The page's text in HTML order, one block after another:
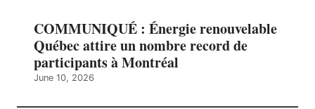
COMMUNIQUÉ : Énergie renouvelable
Québec attire un nombre record de
participants à Montréal
June 10, 2026